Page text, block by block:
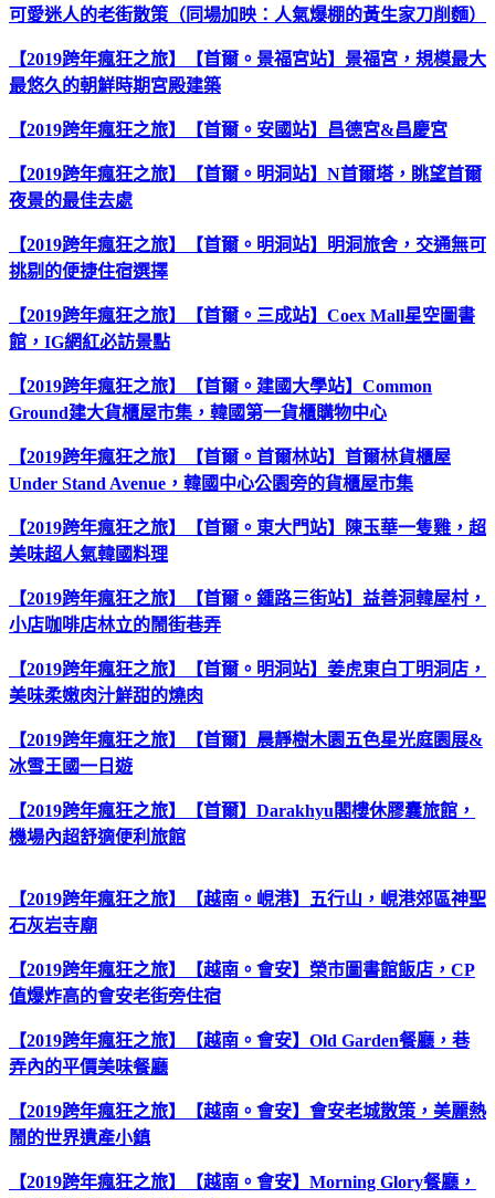
可愛迷人的老街散策（同場加映：人氣爆棚的黃生家刀削麵）
【2019跨年瘋狂之旅】【首爾。景福宮站】景福宮，規模最大
最悠久的朝鮮時期宮殿建築
【2019跨年瘋狂之旅】【首爾。安國站】昌德宮&昌慶宮
【2019跨年瘋狂之旅】【首爾。明洞站】N首爾塔，眺望首爾
夜景的最佳去處
【2019跨年瘋狂之旅】【首爾。明洞站】明洞旅舍，交通無可
挑剔的便捷住宿選擇
【2019跨年瘋狂之旅】【首爾。三成站】Coex Mall星空圖書
館，IG網紅必訪景點
【2019跨年瘋狂之旅】【首爾。建國大學站】Common
Ground建大貨櫃屋市集，韓國第一貨櫃購物中心
【2019跨年瘋狂之旅】【首爾。首爾林站】首爾林貨櫃屋
Under Stand Avenue，韓國中心公園旁的貨櫃屋市集
【2019跨年瘋狂之旅】【首爾。東大門站】陳玉華一隻雞，超
美味超人氣韓國料理
【2019跨年瘋狂之旅】【首爾。鍾路三街站】益善洞韓屋村，
小店咖啡店林立的鬧街巷弄
【2019跨年瘋狂之旅】【首爾。明洞站】姜虎東白丁明洞店，
美味柔嫩肉汁鮮甜的燒肉
【2019跨年瘋狂之旅】【首爾】晨靜樹木園五色星光庭園展&
冰雪王國一日遊
【2019跨年瘋狂之旅】【首爾】Darakhyu閣樓休膠囊旅館，
機場內超舒適便利旅館
【2019跨年瘋狂之旅】【越南。峴港】五行山，峴港郊區神聖
石灰岩寺廟
【2019跨年瘋狂之旅】【越南。會安】榮市圖書館飯店，CP
值爆炸高的會安老街旁住宿
【2019跨年瘋狂之旅】【越南。會安】Old Garden餐廳，巷
弄內的平價美味餐廳
【2019跨年瘋狂之旅】【越南。會安】會安老城散策，美麗熱
鬧的世界遺產小鎮
【2019跨年瘋狂之旅】【越南。會安】Morning Glory餐廳，